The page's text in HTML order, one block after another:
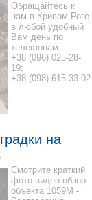
Обращайтесь к
нам в Кривом Роге
в любой удобный
Вам день по
телефонам:
+38 (096) 025-28-
19;
+38 (098) 615-33-02
на
Смотрите краткий
фото-видео обзор
объекта 1059М -